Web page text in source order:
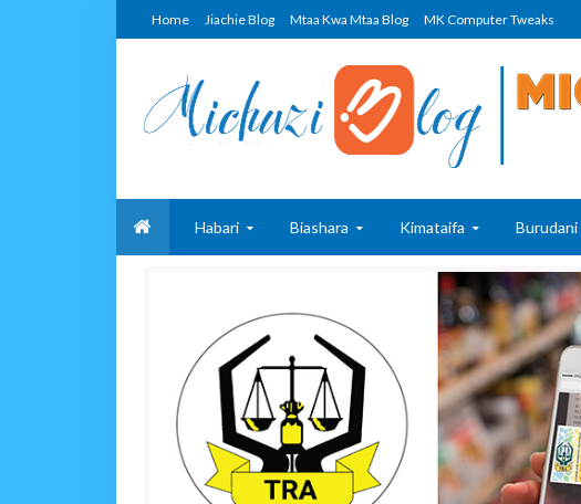
Home Jiachie Blog Mtaa Kwa Mtaa Blog MK Computer Tweaks
Habari Biashara Kimataifa Burudani